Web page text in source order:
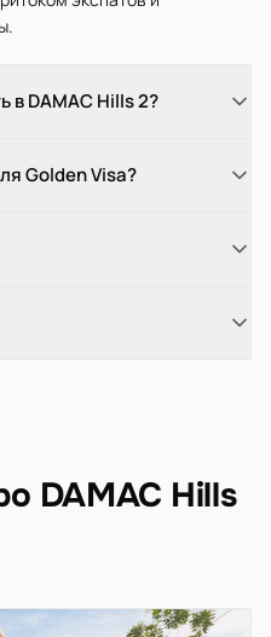
в DAMAC Hills 2?
Golden Visa?
DAMAC Hills